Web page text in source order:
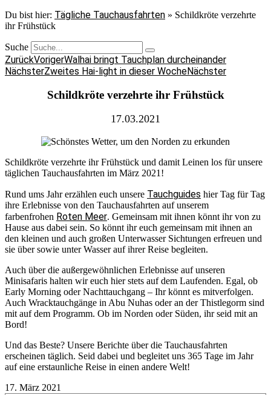
Du bist hier: Tägliche Tauchausfahrten » Schildkröte verzehrte
ihr Frühstück
Suche
ZurückVorigerWalhai bringt Tauchplan durcheinander
NächsterZweites Hai-light in dieser WocheNächster
Schildkröte verzehrte ihr Frühstück
17.03.2021
Schildkröte verzehrte ihr Frühstück und damit Leinen los für unsere
täglichen Tauchausfahrten im März 2021!
Rund ums Jahr erzählen euch unsere Tauchguides hier Tag für Tag
ihre Erlebnisse von den Tauchausfahrten auf unserem
farbenfrohen Roten Meer. Gemeinsam mit ihnen könnt ihr von zu
Hause aus dabei sein. So könnt ihr euch gemeinsam mit ihnen an
den kleinen und auch großen Unterwasser Sichtungen erfreuen und
sie über sowie unter Wasser auf ihrer Reise begleiten.
Auch über die außergewöhnlichen Erlebnisse auf unseren
Minisafaris halten wir euch hier stets auf dem Laufenden. Egal, ob
Early Morning oder Nachttauchgang – Ihr könnt es mitverfolgen.
Auch Wracktauchgänge in Abu Nuhas oder an der Thistlegorm sind
mit auf dem Programm. Ob im Norden oder Süden, ihr seid mit an
Bord!
Und das Beste? Unsere Berichte über die Tauchausfahrten
erscheinen täglich. Seid dabei und begleitet uns 365 Tage im Jahr
auf eine erstaunliche Reise in einen andere Welt!
17. März 2021